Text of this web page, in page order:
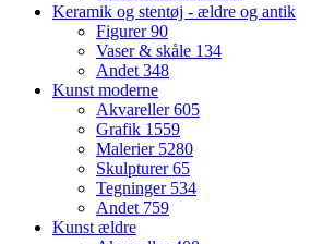
Keramik og stentøj - ældre og antik
Figurer90
Vaser & skåle 134
Andet 348
Kunst moderne
Akvareller605
Grafik 1559
Malerier 5280
Skulpturer65
Tegninger 534
Andet 759
Kunst ældre